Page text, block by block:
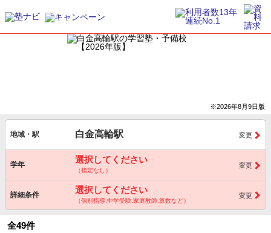
※2026年8月9日版
地域・駅 白金高輪駅 変更
学年 選択してください
（指定なし）
変更
詳細条件 選択してください
（個別指導,中学受験,家庭教師,算数など）
変更
全49件